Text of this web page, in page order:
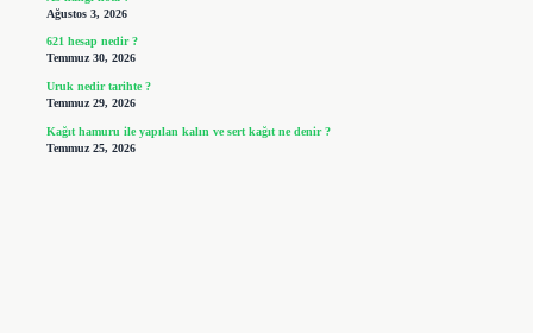
Ağustos 3, 2026
621 hesap nedir ?
Temmuz 30, 2026
Uruk nedir tarihte ?
Temmuz 29, 2026
Kağıt hamuru ile yapılan kalın ve sert kağıt ne denir ?
Temmuz 25, 2026